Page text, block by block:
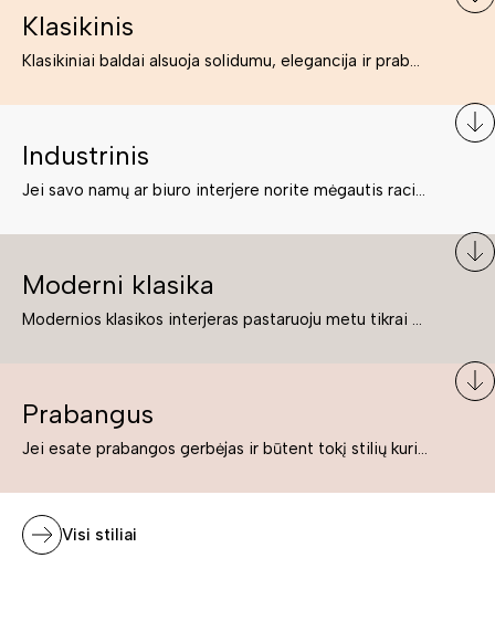
Klasikinis
Klasikiniai baldai alsuoja solidumu, elegancija ir prabanga. Paprastai jie būna masyvūs, kuria didybės įspūdį. Neabejotinai jie bus geriausias pasirinkimas estetiškam ir rafinuotam klasikiniam namų interjerui. Kartais klasikiniai baldai traktuojami kaip senoviniai, bet tai ne tiesa – klasika yra stilius, neišsemiama elegancija ir rafinuotumas.
Industrinis
Jei savo namų ar biuro interjere norite mėgautis racionaliai išnaudotomis erdvėmis, funkcionalumu ir esate neabejingi tamsesniam koloritui bei praktiškiems sprendimams, tuomet industrinis stilius bus būtent tai, ko Jums reikia. O industrinio stiliaus baldus išsirinksite mūsų asortimente.
Moderni klasika
Modernios klasikos interjeras pastaruoju metu tikrai yra „ant bangos“. Tie, kurie nenori pernelyg nutolti nuo klasikos, bet drauge žavisi šiuolaikiškais sprendimais, su malonumu savo namuose kuria klasikos ir modernaus interjero tandemą – elegantišką, subtilų ir žavingą.
Prabangus
Jei esate prabangos gerbėjas ir būtent tokį stilių kuriate savo namuose ar biure, tuomet solidūs, prabangūs baldai nepriekaištingai įsilies į Jūsų kuriamą interjerą.
Visi stiliai